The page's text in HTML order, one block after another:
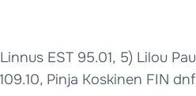
EST 95.01, 5) Lilou
Pinja Koskinen FIN